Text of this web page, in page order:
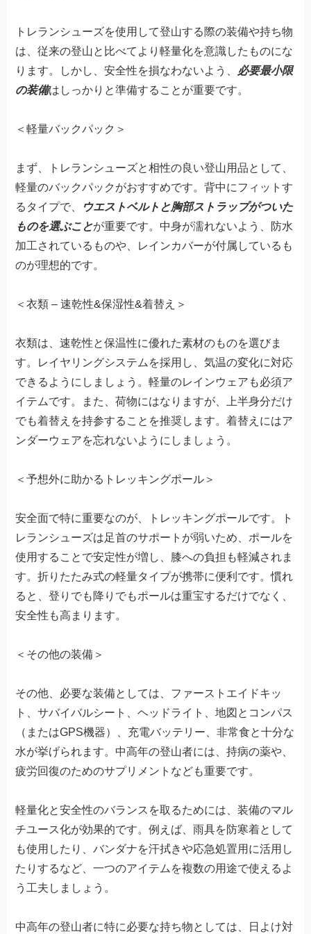
トレランシューズを使用して登山する際の装備や持ち物
は、従来の登山と比べてより軽量化を意識したものにな
ります。しかし、安全性を損なわないよう、 必要最小限
の装備はしっかりと準備することが重要です。
＜軽量バックパック＞
まず、トレランシューズと相性の良い登山用品として、
軽量のバックパックがおすすめです。背中にフィットす
るタイプで、
ウエストベルトと胸部ストラップがついた
ものを選ぶことが重要です。中身が濡れないよう、防水
加工されているものや、レインカバーが付属しているも
のが理想的です。
＜衣類 – 速乾性&保湿性&着替え＞
衣類は、速乾性と保温性に優れた素材のものを選びま
す。レイヤリングシステムを採用し、気温の変化に対応
できるようにしましょう。軽量のレインウェアも必須ア
イテムです。また、荷物にはなりますが、上半身分だけ
でも着替えを持参することを推奨します。着替えにはア
ンダーウェアを忘れないようにしましょう。
＜予想外に助かるトレッキングポール＞
安全面で特に重要なのが、トレッキングポールです。ト
レランシューズは足首のサポートが弱いため、ポールを
使用することで安定性が増し、膝への負担も軽減されま
す。折りたたみ式の軽量タイプが携帯に便利です。慣れ
ると、登りでも降りでもポールは重宝するだけでなく、
安全性も高まります。
＜その他の装備＞
その他、必要な装備としては、ファーストエイドキッ
ト、サバイバルシート、ヘッドライト、地図とコンパス
（またはGPS機器）、充電バッテリー、非常食と十分な
水が挙げられます。中高年の登山者には、持病の薬や、
疲労回復のためのサプリメントなども重要です。
軽量化と安全性のバランスを取るためには、装備のマル
チユース化が効果的です。例えば、雨具を防寒着として
も使用したり、バンダナを汗拭きや応急処置用に活用し
たりするなど、一つのアイテムを複数の用途で使えるよ
う工夫しましょう。
中高年の登山者に特に必要な持ち物としては、日よけ対